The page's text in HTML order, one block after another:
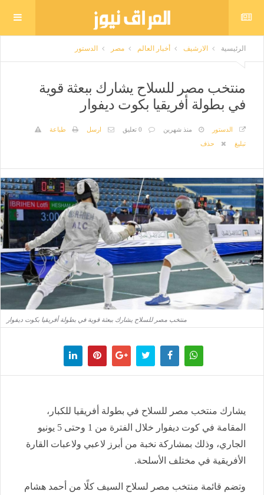
الرئيسية الارشيف أخبار العالم مصر الدستور
منتخب مصر للسلاح يشارك ببعثة قوية
في بطولة أفريقيا بكوت ديفوار
الدستور منذ شهرين 0 تعليق ارسل
طباعة
تبليغ
حذف
منتخب مصر للسلاح يشارك ببعثة قوية في بطولة أفريقيا بكوت ديفوار
يشارك منتخب مصر للسلاح في بطولة أفريقيا للكبار،
المقامة في كوت ديفوار خلال الفترة من 1 وحتى 5 يونيو
الجاري، وذلك بمشاركة نخبة من أبرز لاعبي ولاعبات القارة
الأفريقية في مختلف الأسلحة.
وتضم قائمة منتخب مصر لسلاح السيف كلًا من أحمد هشام